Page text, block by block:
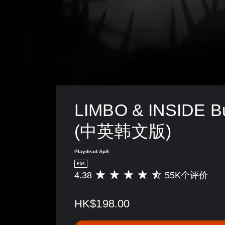
LIMBO & INSIDE
(中英韩文版)
Playdead ApS
PS4
平
价
.
4.38 55K个评价
HK$198.00